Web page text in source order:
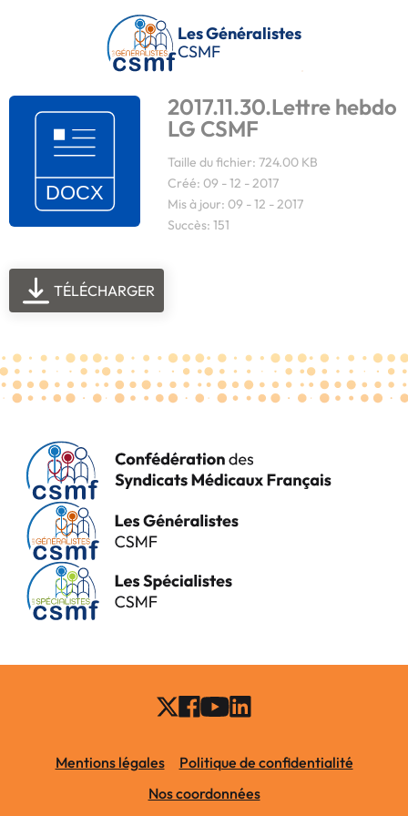
Passer au contenu principal
Les Généralistes
CSMF
2017.11.30.Lettre hebdo
LG CSMF
Taille du fichier: 724.00 KB
Créé: 09 - 12 - 2017
Mis à jour: 09 - 12 - 2017
Succès: 151
TÉLÉCHARGER
Mentions légales
Politique de confidentialité
Nos coordonnées